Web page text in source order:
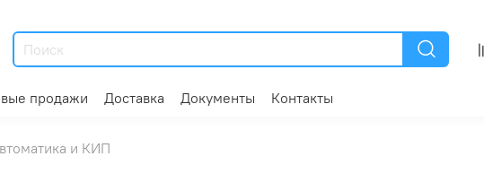
продажи Доставка Документы Контакты
и КИП